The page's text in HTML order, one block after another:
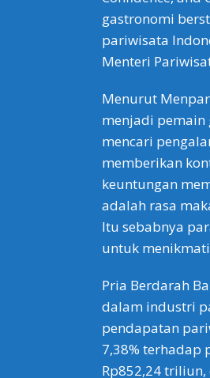
gastronomi
pariwisata
Menteri
Menurut
menjadi pemain
mencari
memberikan
keuntungan
adalah rasa
Itu sebabnya
untuk
Pria Berdarah
dalam industri
pendapatan
7,38% terhadap
Rp852,24